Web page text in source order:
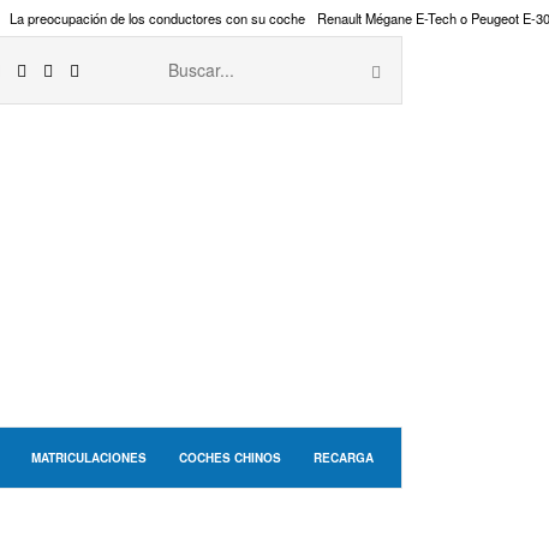
La preocupación de los conductores con su coche Renault Mégane E-Tech o Peugeot E-
MATRICULACIONES COCHES CHINOS RECARGA